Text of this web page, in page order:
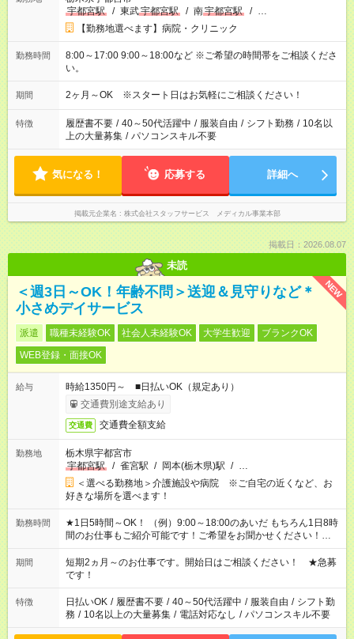
宇都宮駅
/ 東武宇都宮駅 / 南宇都宮駅 / …
【勤務地選べます】病院・クリニック
勤務時間
8:00～17:00 9:00～18:00など ※ご希望の時間帯をご相談くださ
い。
期間 2ヶ月～OK ※スタート日はお気軽にご相談ください！
特徴 履歴書不要 / 40～50代活躍中 / 服装自由 / シフト勤務 / 10名以
上の大量募集 / パソコンスキル不要
気になる！ 応募する 詳細へ
掲載元企業名 株式会社スタッフサービス メディカル事業本部
掲載日：2026.08.07
未読
NEW
＜週3日～OK！年齢不問＞送迎＆見守りなど＊
小さめデイサービス
派遣 職種未経験OK 社会人未経験OK 大学生歓迎
ブランクOK
WEB登録・面接OK
給与
時給1350円～ ■日払いOK（規定あり）
交通費別途支給あり
交通費 交通費全額支給
勤務地
栃木県宇都宮市
宇都宮駅
/ 雀宮駅 / 岡本(栃木県)駅 / …
＜選べる勤務地＞介護施設や病院 ※ご自宅の近くなど、お
好きな場所を選べます！
勤務時間
★1日5時間～OK！ （例）9:00～18:00のあいだ もちろん1日8時
間のお仕事もご紹介可能です！ご希望をお聞かせください！★家
庭の都合でお休みが必要な場合も遠慮なくご相談ください。 ※
週最低15時間以上の勤務が必要です
期間
短期2ヵ月～のお仕事です。開始日はご相談ください！ ★急募
です！
特徴 日払いOK / 履歴書不要 / 40～50代活躍中 / 服装自由 / シフト勤
務 / 10名以上の大量募集 / 電話対応なし / パソコンスキル不要